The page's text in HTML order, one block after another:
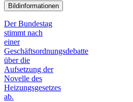
Bildinformationen
Der Bundestag
stimmt nach
einer
Geschäftsordnungsdebatte
über die
Aufsetzung der
Novelle des
Heizungsgesetzes
ab.